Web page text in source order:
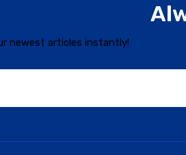
newest articles instantly!